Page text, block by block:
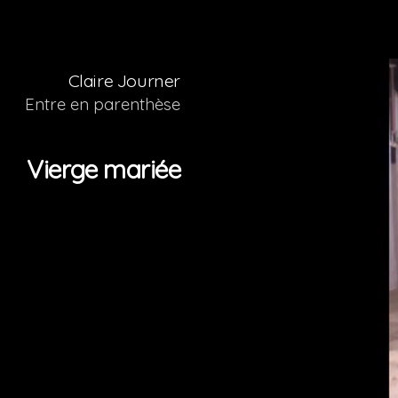
Claire Journer
Entre en parenthèse
Vierge mariée